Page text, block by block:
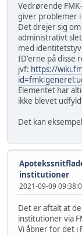
Vedrørende
giver problemer i
Det drejer sig
administrativt
med
ID'erne på disse
jvf: https://
Elementet har
ikke blevet
Det kan
institutioner
2021-09-09
Det er aftalt at
institutioner via
Vi åbner for det i